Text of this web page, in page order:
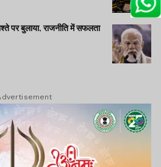
पर बुलाया, राजनीति में सफलता